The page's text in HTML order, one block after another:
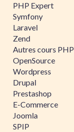
PHP Expert
Symfony
Laravel
Zend
Autres cours PHP
OpenSource
Wordpress
Drupal
Prestashop
E-Commerce
Joomla
SPIP